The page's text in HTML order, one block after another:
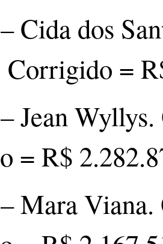
Cida dos
Corrigido =
Jean
= R$
Mara